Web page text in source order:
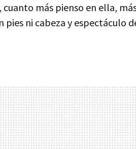
cuanto más pienso en ella,
pies ni cabeza y espectáculo